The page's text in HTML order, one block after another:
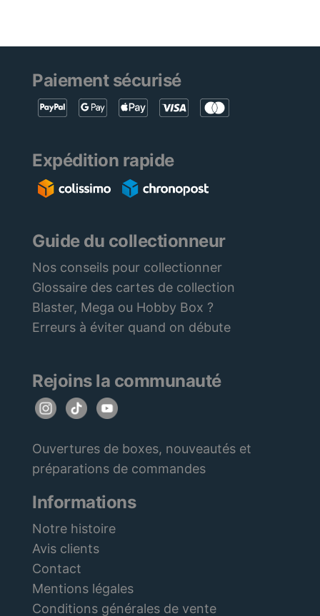
Paiement sécurisé
Expédition rapide
Guide du collectionneur
Nos conseils pour collectionner
Glossaire des cartes de collection
Blaster, Mega ou Hobby Box ?
Erreurs à éviter quand on débute
Rejoins la communauté
Ouvertures de boxes, nouveautés et
préparations de commandes
Informations
Notre histoire
Avis clients
Contact
Mentions légales
Conditions générales de vente